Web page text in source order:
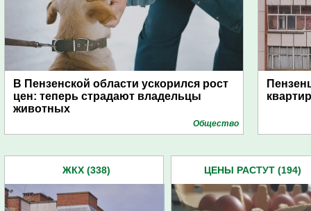
В Пензенской области ускорился рост
цен: теперь страдают владельцы
животных
Общество
ЖКХ (338) ЦЕНЫ РАСТУТ (194)